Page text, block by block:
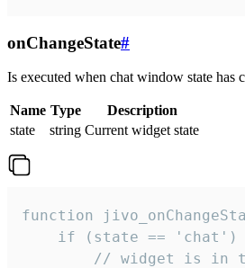
onChangeState#
Is executed when chat window state has
Name Type
Description
state
string Current widget state
function
if (state == 'chat')
// widget is in